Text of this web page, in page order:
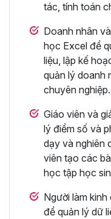
tác, tính toán
Doanh nhân
học Excel để
liệu, lập kế
quản lý doanh
chuyên nghiệp.
Giáo viên và
lý điểm số và
dạy và nghiên
viên tạo các
học tập học
Người làm
để quản lý dữ